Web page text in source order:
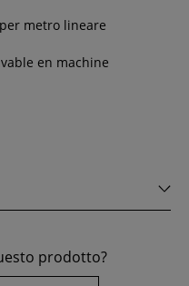
metro lineare
en machine
prodotto?